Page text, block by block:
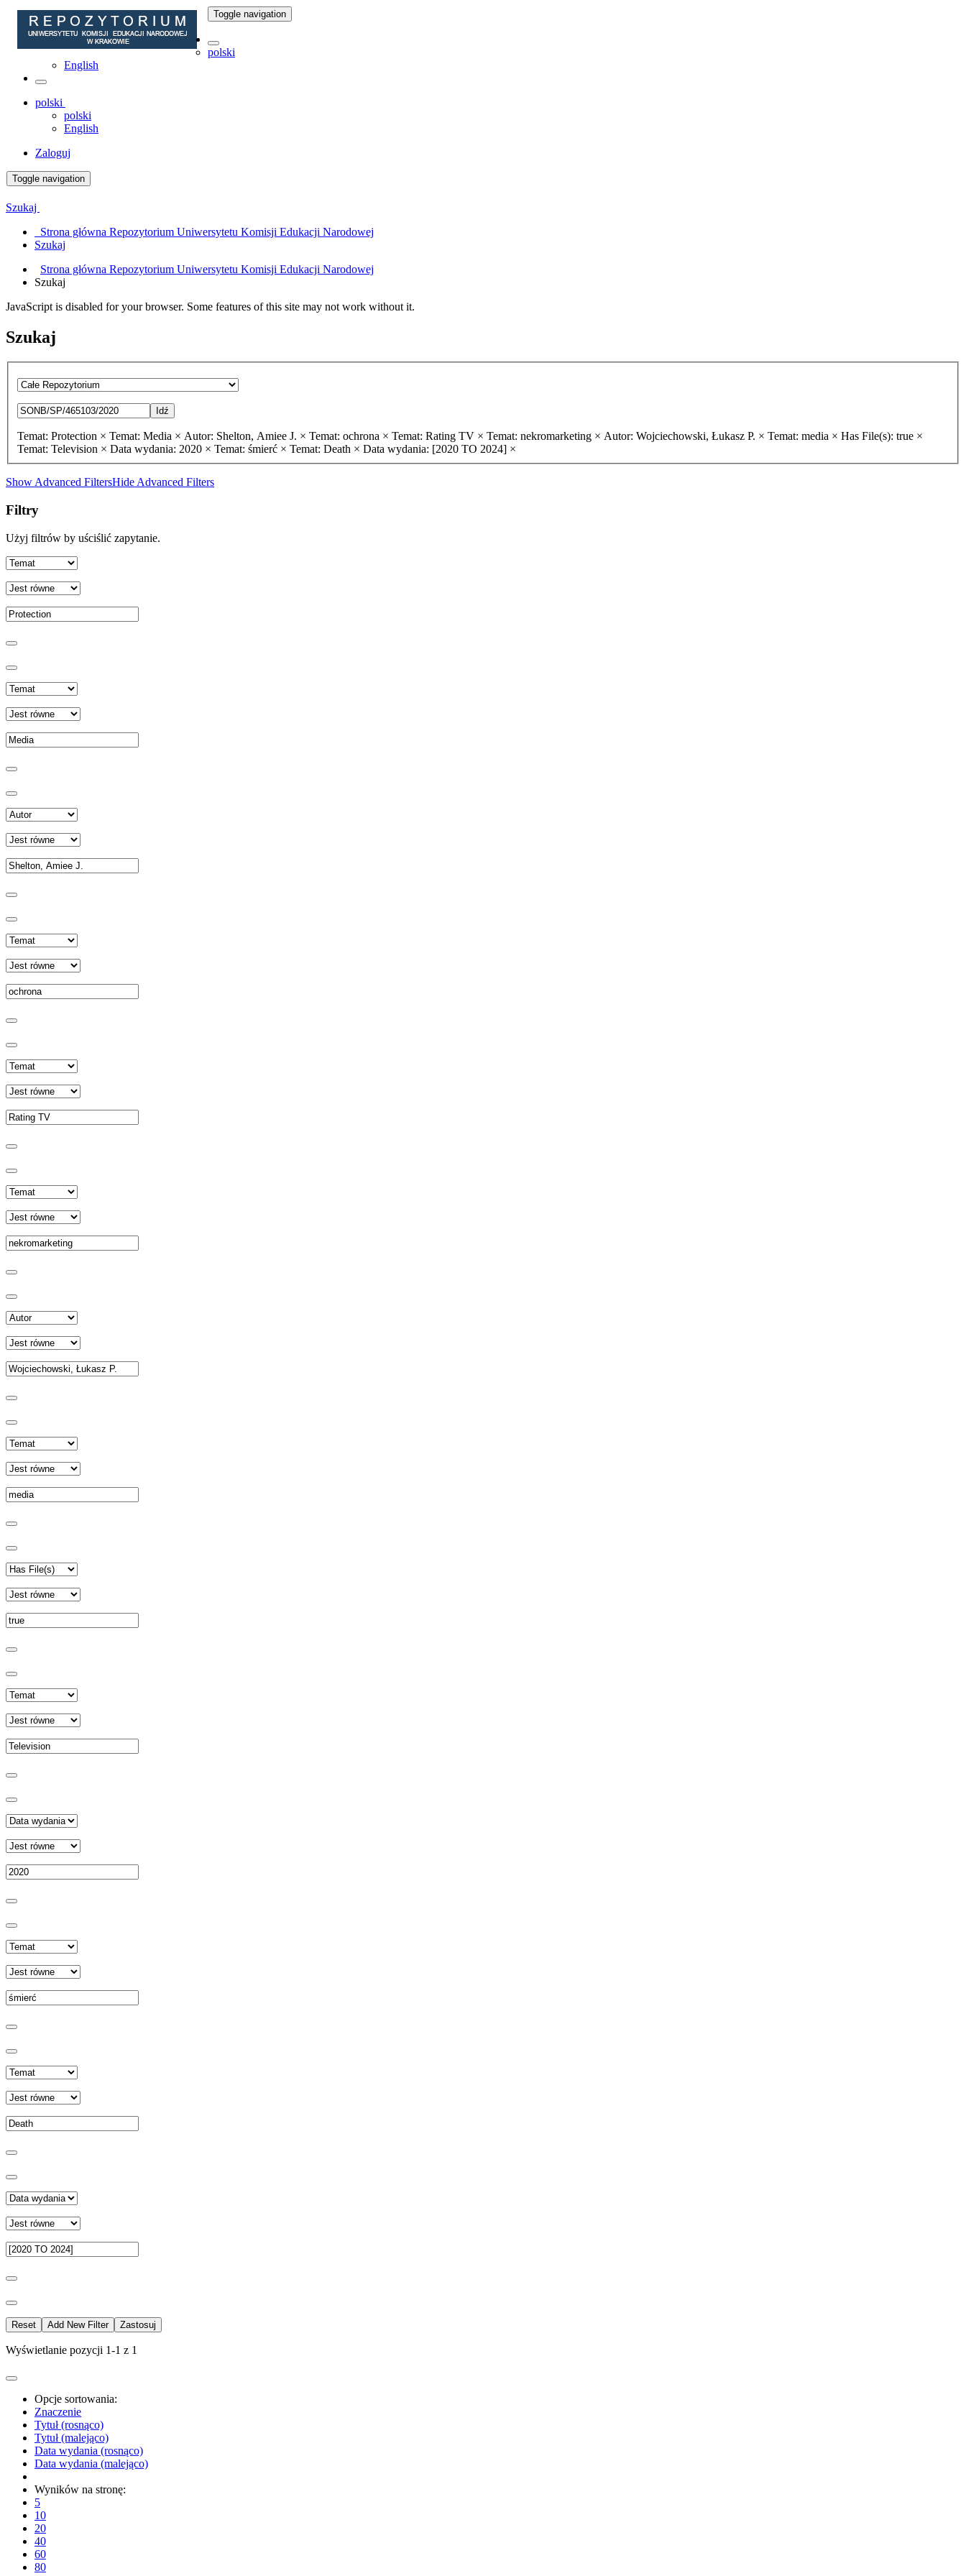
Toggle navigation
polski
English
polski
polski
English
Zaloguj
Toggle navigation
Szukaj
Strona główna Repozytorium Uniwersytetu Komisji Edukacji Narodowej
Szukaj
Strona główna Repozytorium Uniwersytetu Komisji Edukacji Narodowej
Szukaj
JavaScript is disabled for your browser. Some features of this site may not work without it.
Szukaj
Idź
Temat: Protection × Temat: Media × Autor: Shelton, Amiee J. × Temat: ochrona × Temat: Rating TV × Temat: nekromarketing × Autor: Wojciechowski, Łukasz P. × Temat: media × Has File(s): true ×
Temat: Television × Data wydania: 2020 × Temat: śmierć × Temat: Death × Data wydania: [2020 TO 2024] ×
Show Advanced FiltersHide Advanced Filters
Filtry
Użyj filtrów by uściślić zapytanie.
Reset Add New Filter Zastosuj
Wyświetlanie pozycji 1-1 z 1
Opcje sortowania:
Znaczenie
Tytuł (rosnąco)
Tytuł (malejąco)
Data wydania (rosnąco)
Data wydania (malejąco)
Wyników na stronę:
5
10
20
40
60
80